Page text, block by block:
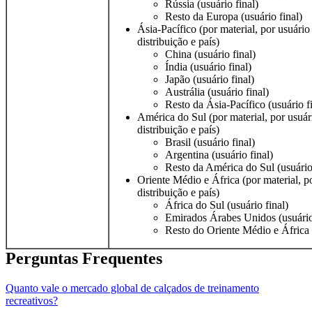
Rússia (usuário final)
Resto da Europa (usuário final)
Ásia-Pacífico (por material, por
distribuição e país)
China (usuário final)
Índia (usuário final)
Japão (usuário final)
Austrália (usuário final)
Resto da Ásia-Pacífico (usuário
América do Sul (por material, por
distribuição e país)
Brasil (usuário final)
Argentina (usuário final)
Resto da América do Sul
Oriente Médio e África (por material,
distribuição e país)
África do Sul (usuário final)
Emirados Árabes Unidos
Resto do Oriente Médio e
Perguntas Frequentes
Quanto vale o mercado global de calçados de treinamento
recreativos?